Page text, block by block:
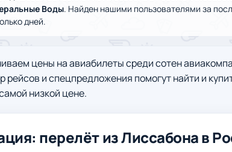
Воды. Найден нашими пользователями за
дней.
цены на авиабилеты среди сотен
рейсов и спецпредложения помогут найти и
низкой цене.
перелёт из Лиссабона в